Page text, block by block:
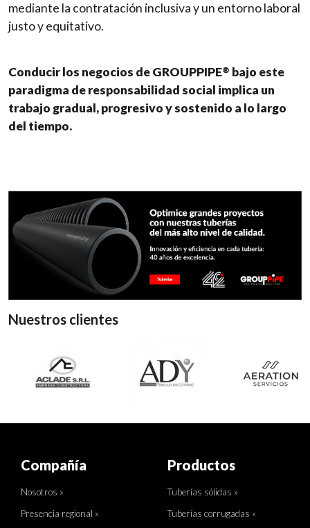
mediante la contratación inclusiva y un entorno laboral
justo y equitativo.
Conducir los negocios de GROUPPIPE® bajo este
paradigma de responsabilidad social implica un
trabajo gradual, progresivo y sostenido a lo largo
del tiempo.
Nuestros clientes
Compañía
Nosotros »
Presencia regional »
Productos
Tuberías sólidas »
Tuberías corrugadas »